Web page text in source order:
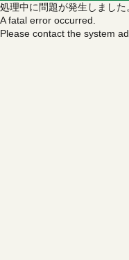
処理中に問題が発生しました
A fatal error occurred.
Please contact the system